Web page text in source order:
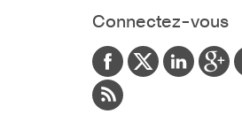
Connectez-vous